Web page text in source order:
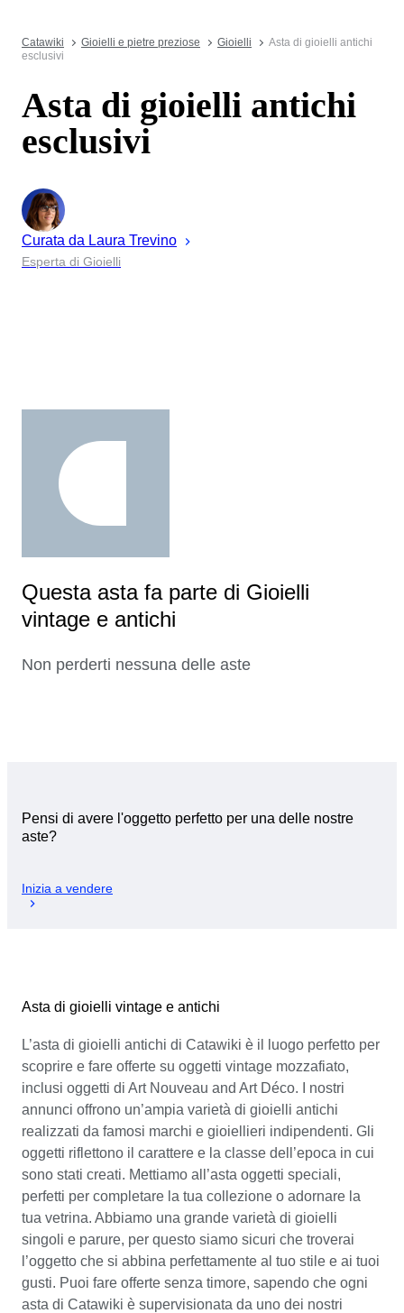
Catawiki Gioielli e pietre preziose Gioielli
Asta di gioielli antichi
esclusivi
Asta di gioielli antichi
esclusivi
Curata da Laura Trevino
Esperta di Gioielli
Questa asta fa parte di Gioielli
vintage e antichi
Non perderti nessuna delle aste
Pensi di avere l'oggetto perfetto per una delle nostre
aste?
Inizia a vendere
Asta di gioielli vintage e antichi
L’asta di gioielli antichi di Catawiki è il luogo perfetto per
scoprire e fare offerte su oggetti vintage mozzafiato,
inclusi oggetti di Art Nouveau and Art Déco. I nostri
annunci offrono un’ampia varietà di gioielli antichi
realizzati da famosi marchi e gioiellieri indipendenti. Gli
oggetti riflettono il carattere e la classe dell’epoca in cui
sono stati creati. Mettiamo all’asta oggetti speciali,
perfetti per completare la tua collezione o adornare la
tua vetrina. Abbiamo una grande varietà di gioielli
singoli e parure, per questo siamo sicuri che troverai
l’oggetto che si abbina perfettamente al tuo stile e ai tuoi
gusti. Puoi fare offerte senza timore, sapendo che ogni
asta di Catawiki è supervisionata da uno dei nostri